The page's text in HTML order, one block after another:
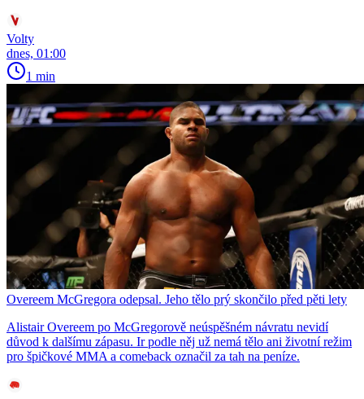
Volty
dnes, 01:00
1 min
Overeem McGregora odepsal. Jeho tělo prý skončilo před pěti lety
Alistair Overeem po McGregorově neúspěšném návratu nevidí
důvod k dalšímu zápasu. Ir podle něj už nemá tělo ani životní režim
pro špičkové MMA a comeback označil za tah na peníze.